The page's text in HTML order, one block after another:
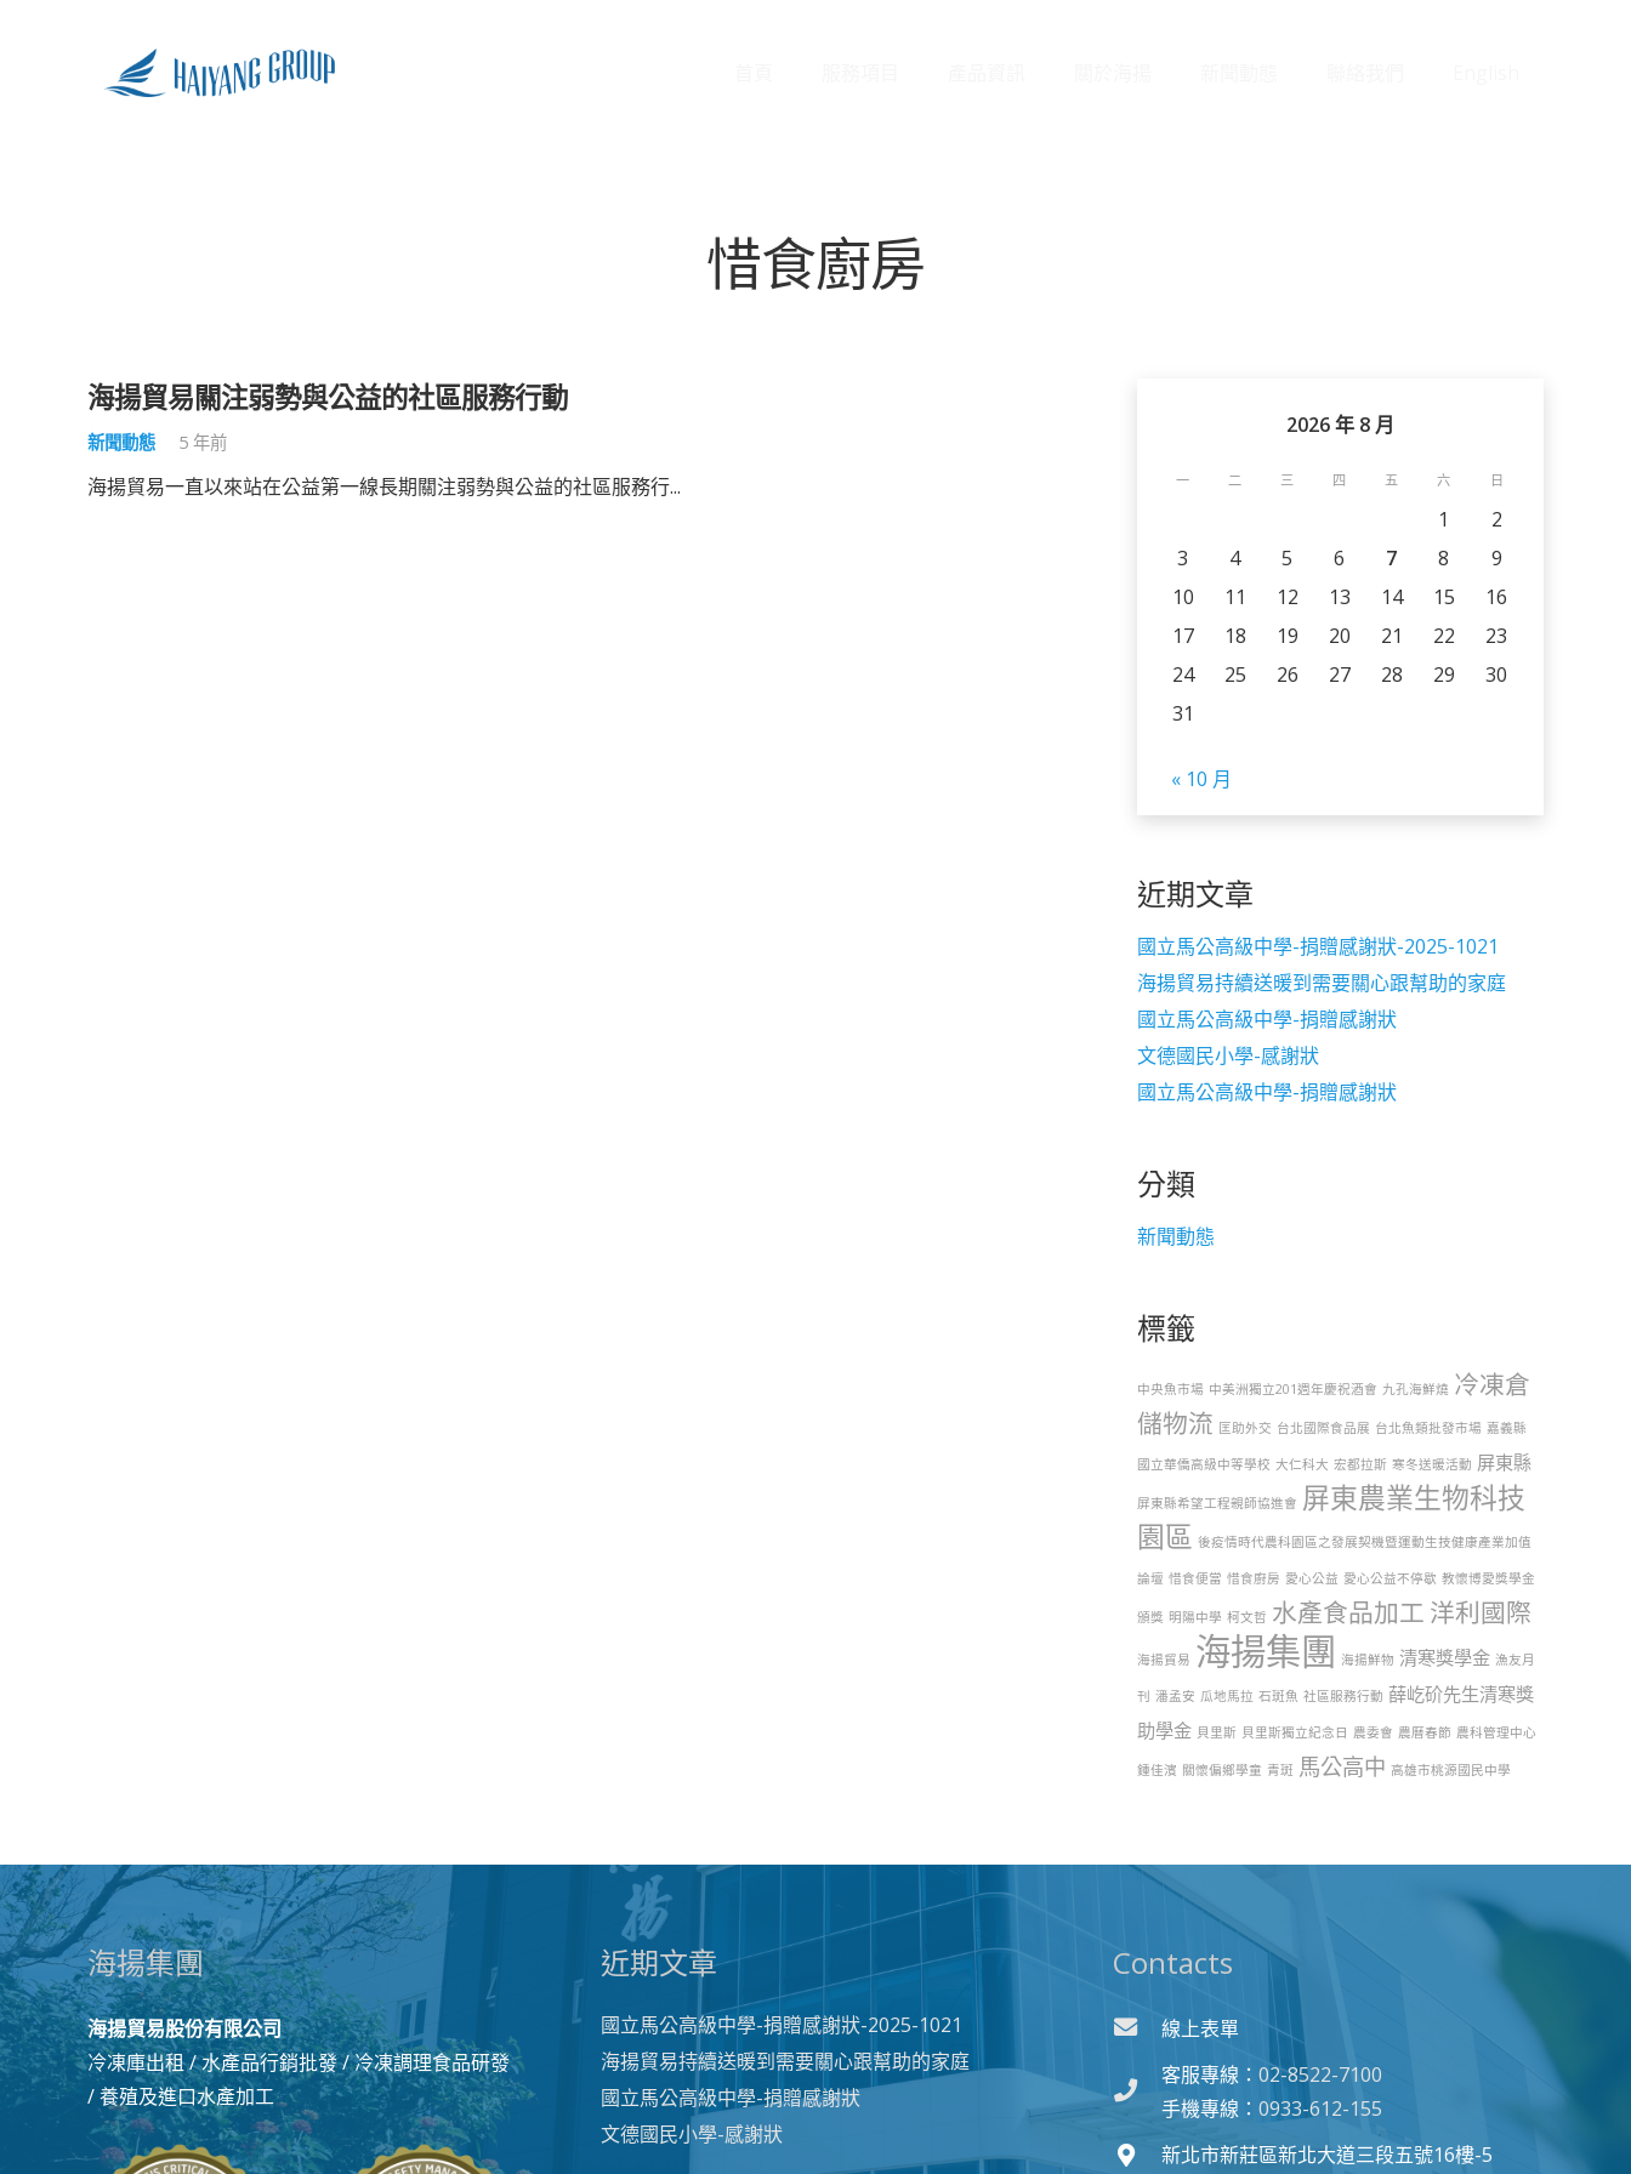
惜食廚房
海揚貿易關注弱勢與公益的社區服務行動
新聞動態 5 年前
海揚貿易一直以來站在公益第一線長期關注弱勢與公益的社區服務行...
2026 年 8 月
一 二 三 四 五 六 日
1
2
3
4 5 6 7 8
9
10
11 12 13 14 15
16
17
18 19 20 21 22
23
24
25 26 27 28 29
30
31
« 10 月
近期文章
國立馬公高級中學-捐贈感謝狀-2025-1021
海揚貿易持續送暖到需要關心跟幫助的家庭
國立馬公高級中學-捐贈感謝狀
文德國民小學-感謝狀
國立馬公高級中學-捐贈感謝狀
分類
新聞動態
標籤
中央魚市場 中美洲獨立201週年慶祝酒會 九孔海鮮燒 冷凍倉
儲物流 匡助外交 台北國際食品展 台北魚類批發市場 嘉義縣
國立華僑高級中等學校 大仁科大 宏都拉斯 寒冬送暖活動 屏東縣
屏東縣希望工程親師協進會 屏東農業生物科技
園區 後疫情時代農科園區之發展契機暨運動生技健康產業加值
論壇 惜食便當 惜食廚房 愛心公益 愛心公益不停歇 教懷博愛獎學金
頒獎 明陽中學 柯文哲 水產食品加工 洋利國際
海揚貿易 海揚集團 海揚鮮物 清寒獎學金 漁友月
刊 潘孟安 瓜地馬拉 石斑魚 社區服務行動 薛屹砎先生清寒獎
助學金 貝里斯 貝里斯獨立紀念日 農委會 農曆春節 農科管理中心
鍾佳濱 關懷偏鄉學童 青斑 馬公高中 高雄市桃源國民中學
海揚集團
海揚貿易股份有限公司
冷凍庫出租 / 水產品行銷批發 / 冷凍調理食品研發
/ 養殖及進口水產加工
近期文章
國立馬公高級中學-捐贈感謝狀-2025-1021
海揚貿易持續送暖到需要關心跟幫助的家庭
國立馬公高級中學-捐贈感謝狀
文德國民小學-感謝狀
Contacts
線上表單
客服專線：02-8522-7100
手機專線：0933-612-155
新北市新莊區新北大道三段五號16樓-5